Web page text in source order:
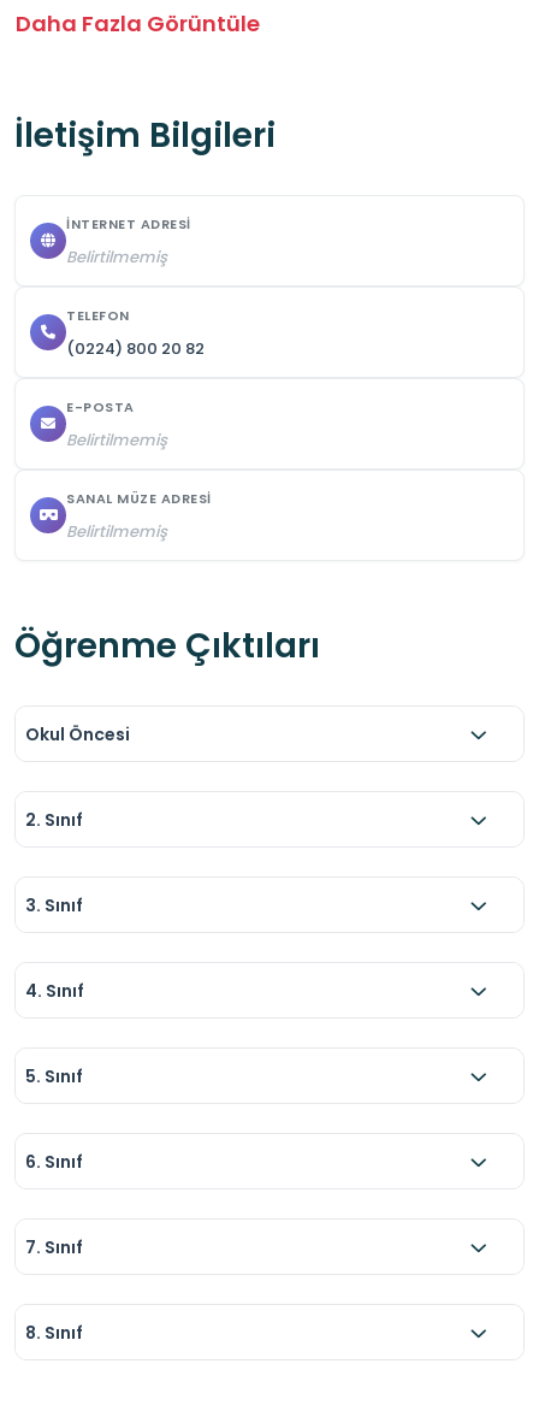
Yiyecek ve içecekler kontrollü şekilde tüketilmeli,
Daha Fazla Görüntüle
İletişim Bilgileri
İNTERNET ADRESI
Belirtilmemiş
TELEFON
(0224) 800 20 82
E-POSTA
Belirtilmemiş
SANAL MÜZE ADRESI
Belirtilmemiş
Öğrenme Çıktıları
Okul Öncesi
2. Sınıf
3. Sınıf
4. Sınıf
5. Sınıf
6. Sınıf
7. Sınıf
8. Sınıf